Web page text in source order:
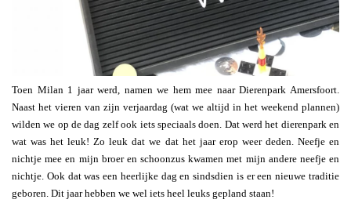
Toen Milan 1 jaar werd, namen we hem mee naar Dierenpark Amersfoort.
Naast het vieren van zijn verjaardag (wat we altijd in het weekend plannen)
wilden we op de dag zelf ook iets speciaals doen. Dat werd het dierenpark en
wat was het leuk! Zo leuk dat we dat het jaar erop weer deden. Neefje en
nichtje mee en mijn broer en schoonzus kwamen met mijn andere neefje en
nichtje. Ook dat was een heerlijke dag en sindsdien is er een nieuwe traditie
geboren. Dit jaar hebben we wel iets heel leuks gepland staan!